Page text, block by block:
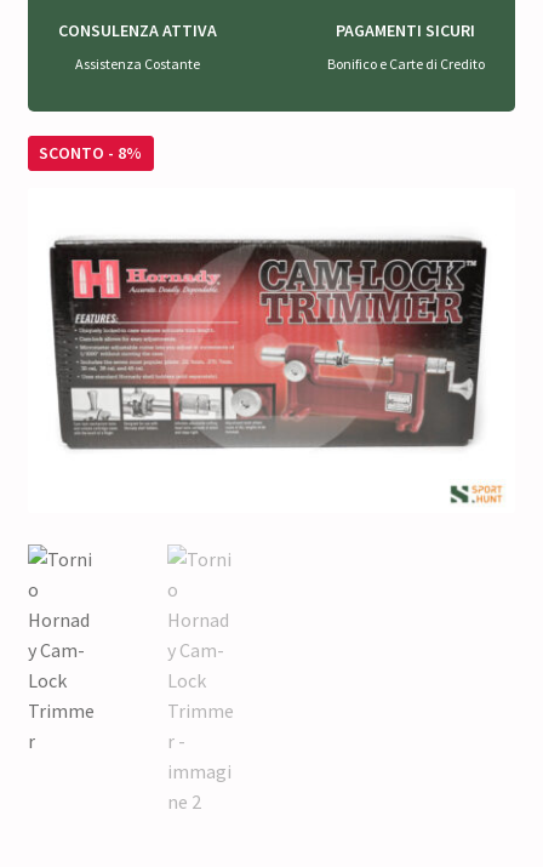
CONSULENZA ATTIVA
Assistenza Costante
PAGAMENTI SICURI
Bonifico e Carte di Credito
SCONTO - 8%